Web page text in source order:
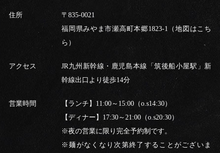
住所
〒835-0021
福岡県みやま市瀬高町本郷1823-1
（地図はこち
ら）
アクセス
JR九州新幹線・鹿児島本線「筑後船小屋駅」新
幹線出口より徒歩14分
営業時間
【ランチ】11:00～15:00（o.s14:30）
【ディナー】17:30～21:00（o.s20:30）
※夜の営業に限り完全予約制です。
※麺がなくなり次第終了することがございま